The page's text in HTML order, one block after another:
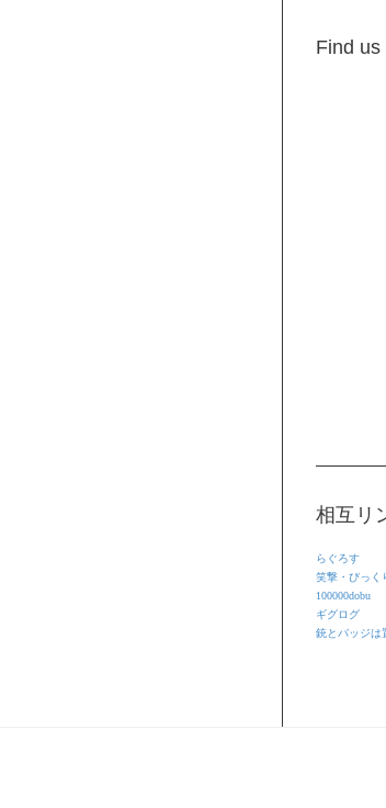
Find us
相互リ
らぐろす
笑撃・びっく
100000dobu
ギグログ
銃とバッジは